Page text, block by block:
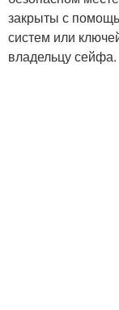
закрыты с
систем или
владельцу сейфа.